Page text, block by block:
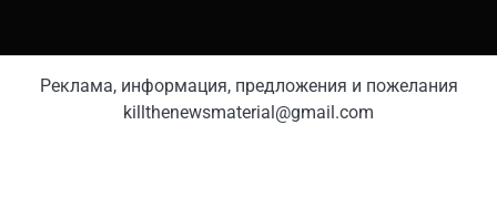
Реклама, информация, предложения и пожелания
killthenewsmaterial@gmail.com